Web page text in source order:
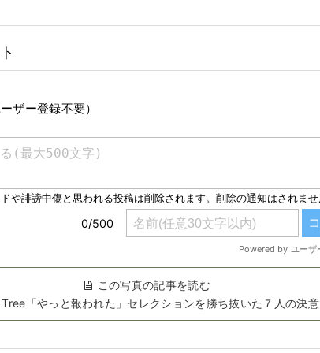
ザー登録不要）
この写真の記事を読む
Tree「やっと報われた」セレクションを勝ち抜いた７人の決意